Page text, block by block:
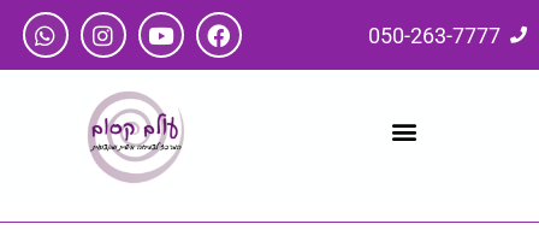
050-263-7777